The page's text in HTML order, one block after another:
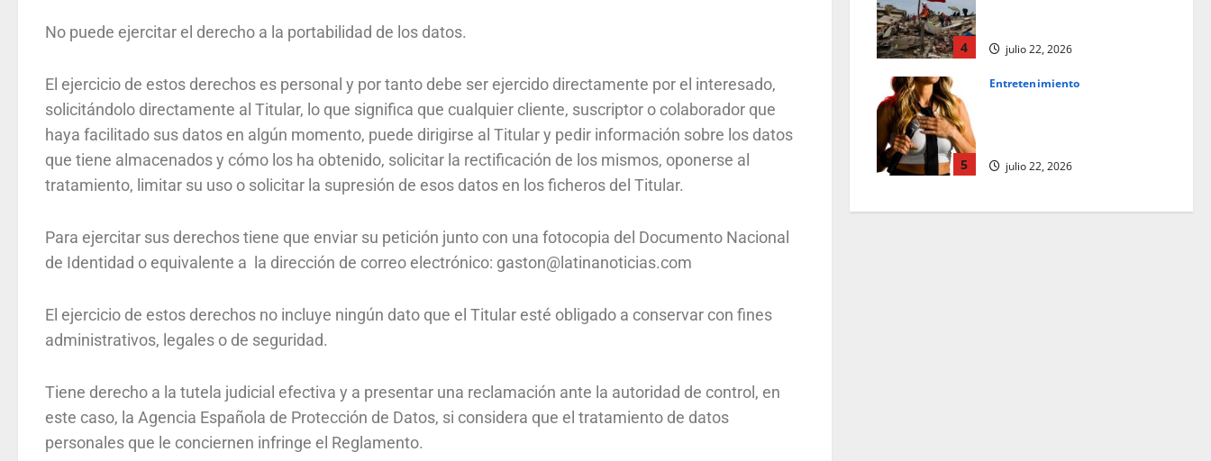
No puede ejercitar el derecho a la portabilidad de los datos.
El ejercicio de estos derechos es personal y por tanto debe ser ejercido directamente por el interesado,
solicitándolo directamente al Titular, lo que significa que cualquier cliente, suscriptor o colaborador que
haya facilitado sus datos en algún momento, puede dirigirse al Titular y pedir información sobre los datos
que tiene almacenados y cómo los ha obtenido, solicitar la rectificación de los mismos, oponerse al
tratamiento, limitar su uso o solicitar la supresión de esos datos en los ficheros del Titular.
Para ejercitar sus derechos tiene que enviar su petición junto con una fotocopia del Documento Nacional
de Identidad o equivalente a la dirección de correo electrónico: gaston@latinanoticias.com
El ejercicio de estos derechos no incluye ningún dato que el Titular esté obligado a conservar con fines
administrativos, legales o de seguridad.
Tiene derecho a la tutela judicial efectiva y a presentar una reclamación ante la autoridad de control, en
este caso, la Agencia Española de Protección de Datos, si considera que el tratamiento de datos
personales que le conciernen infringe el Reglamento.
4 julio 22, 2026
5
Entretenimiento
julio 22, 2026